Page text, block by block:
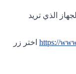
الذي تريد
https:// اختر زر